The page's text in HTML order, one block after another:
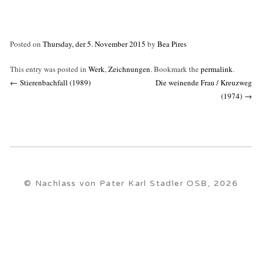
Posted on Thursday, der 5. November 2015 by Bea Pires
This entry was posted in Werk, Zeichnungen. Bookmark the permalink.
Post
← Stierenbachfall (1989)
Die weinende Frau / Kreuzweg
(1974) →
© Nachlass von Pater Karl Stadler OSB, 2026